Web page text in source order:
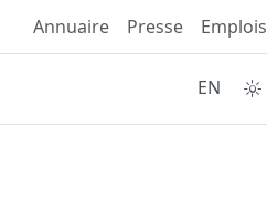
Annuaire Presse Emplois
EN